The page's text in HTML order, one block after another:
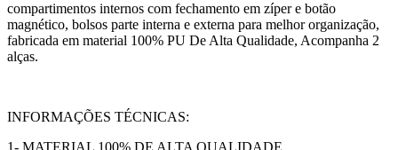
compartimentos internos com fechamento em zíper e botão
magnético, bolsos parte interna e externa para melhor organização,
fabricada em material 100% PU De Alta Qualidade, Acompanha 2
alças.
INFORMAÇÕES TÉCNICAS: